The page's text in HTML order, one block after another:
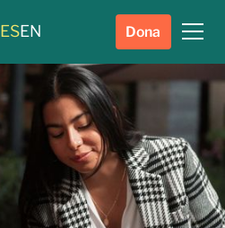
ESEN Dona